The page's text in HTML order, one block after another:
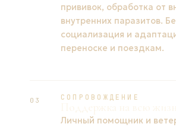
прививок, обработка от
внутренних паразитов.
социализация и
переноске и поездкам.
03 СОПРОВОЖДЕНИЕ
Личный помощник и